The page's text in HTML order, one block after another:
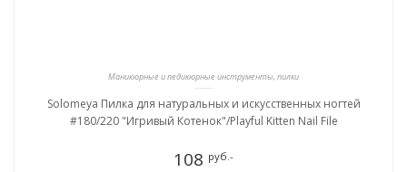
Маникюрные и педикюрные инструменты, пилки
Solomeya Пилка для натуральных и искусственных ногтей
#180/220 "Игривый Котенок"/Playful Kitten Nail File
108 руб.-